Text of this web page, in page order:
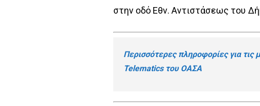
στην οδό Εθν. Αντιστάσεως του
Περισσότερες πληροφορίες για
Telematics του ΟΑΣΑ